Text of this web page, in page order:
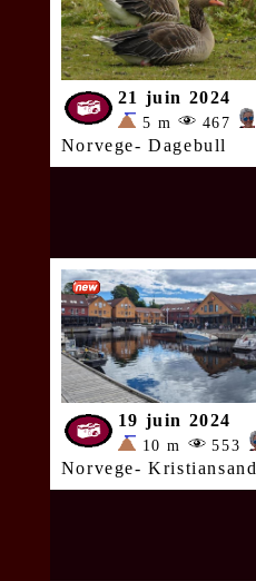
21 juin 2024
5 m 467
Norvege- Dagebull
19 juin 2024
10 m 553
Norvege- Kristiansand